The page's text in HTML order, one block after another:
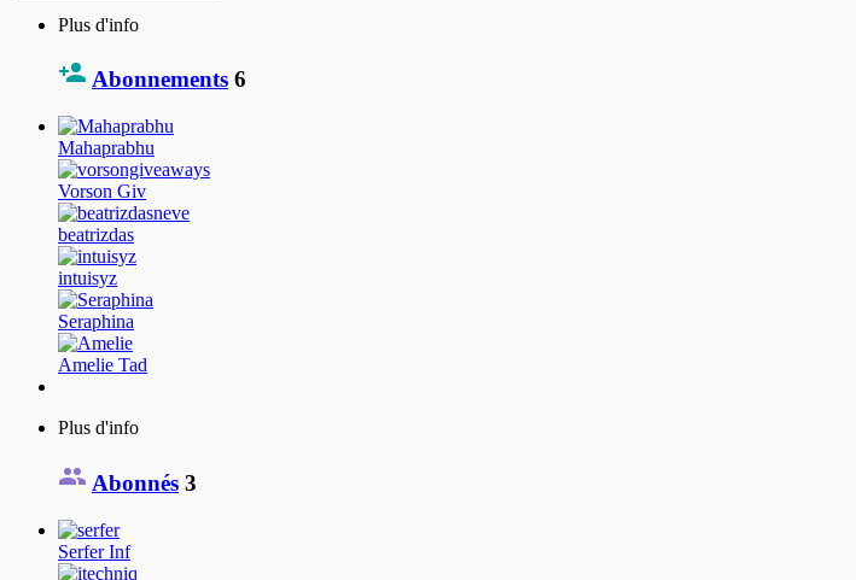
Plus d'info
Abonnements 6
Mahaprabhu
Vorson Giv
beatrizdas
intuisyz
Seraphina
Amelie Tad
Plus d'info
Abonnés 3
Serfer Inf